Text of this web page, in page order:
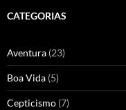
CATEGORIAS
Aventura (23)
Boa Vida (5)
Cepticismo (7)